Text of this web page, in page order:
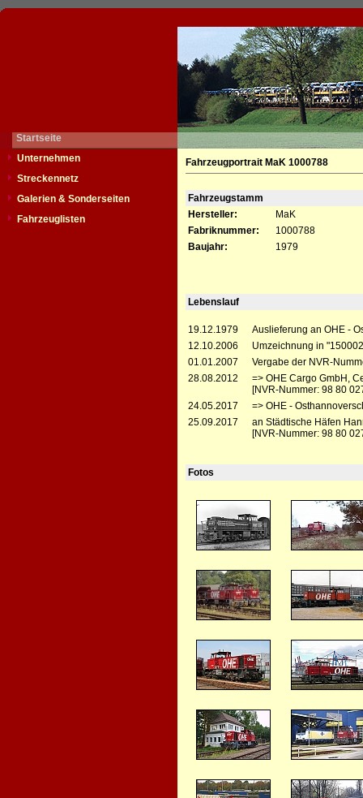
Startseite
Unternehmen
Streckennetz
Galerien & Sonderseiten
Fahrzeuglisten
Fahrzeugportrait MaK 1000788
Fahrzeugstamm
Hersteller:
MaK
Fabriknummer:
1000788
Baujahr:
1979
Lebenslauf
19.12.1979
Auslieferung an OHE -
12.10.2006
Umzeichnung in
01.01.2007
Vergabe der NVR-
28.08.2012
=> OHE Cargo GmbH,
[NVR-Nummer: 98 80
24.05.2017
=> OHE -
25.09.2017
an Städtische Häfen
[NVR-Nummer: 98 80
Fotos